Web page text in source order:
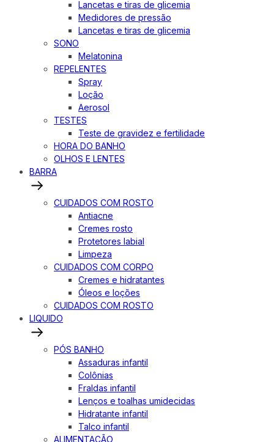
Lancetas e tiras de glicemia
Medidores de pressão
Lancetas e tiras de glicemia
SONO
Melatonina
REPELENTES
Spray
Loção
Aerosol
TESTES
Teste de gravidez e fertilidade
HORA DO BANHO
OLHOS E LENTES
BARRA
CUIDADOS COM ROSTO
Antiacne
Cremes rosto
Protetores labial
Limpeza
CUIDADOS COM CORPO
Cremes e hidratantes
Óleos e loções
CUIDADOS COM ROSTO
LIQUIDO
PÓS BANHO
Assaduras infantil
Colônias
Fraldas infantil
Lenços e toalhas umidecidas
Hidratante infantil
Talco infantil
ALIMENTAÇÃO